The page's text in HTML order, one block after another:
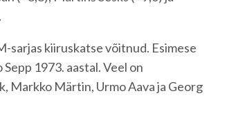
sarjas kiiruskatse võitnud. Esimese
1973. aastal. Veel on
Markko Märtin, Urmo Aava ja Georg